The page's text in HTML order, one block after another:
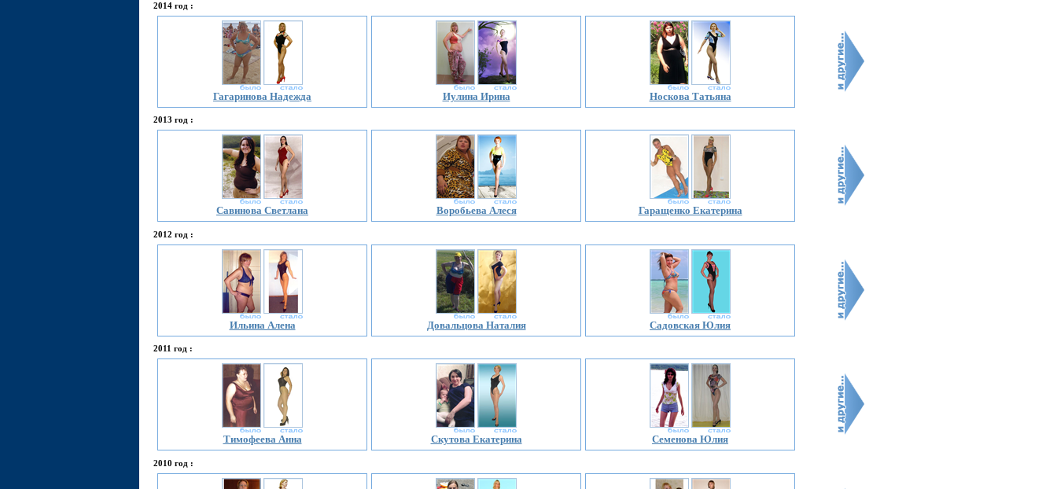
2014 год :
Гагаринова Надежда Иулина Ирина Носкова Татьяна
2013 год :
Савинова Светлана Воробьева Алеся Гаращенко Екатерина
2012 год :
Ильина Алена Довальцова Наталия Садовская Юлия
2011 год :
Тимофеева Анна Скутова Екатерина Семенова Юлия
2010 год :